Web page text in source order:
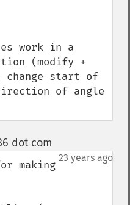
work in a
(modify +
start of
of angle
dot com
23 years ago
making